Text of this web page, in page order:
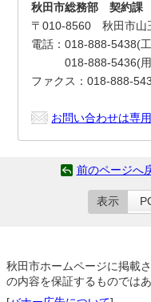
秋田市総務部 契約課
〒010-8560 秋田市山
電話：018-888-5438(
018-888-5436(用
ファクス：018-888-
お問い合わせは専
前のページへ
表示
秋田市ホームページに掲載
の内容を保証するものではあ